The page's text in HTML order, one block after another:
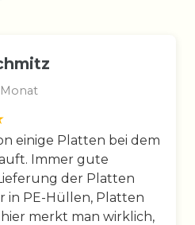
einige Platten bei dem
Immer gute
der Platten
in PE-Hüllen, Platten
merkt man wirklich,